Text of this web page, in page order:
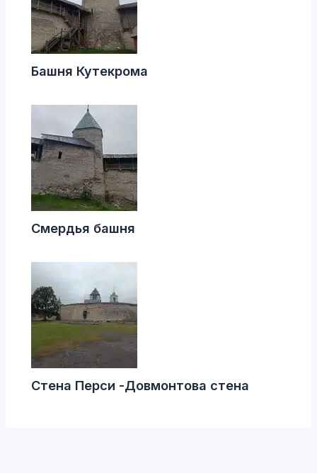
Башня Кутекрома
Смердья башня
Стена Перси -Довмонтова стена